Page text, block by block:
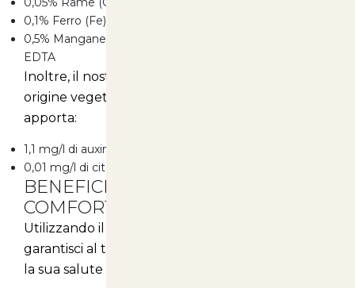
0,1% Ferro (Fe) solubile in acqua chelato con EDTA
0,5% Manganese (Mn) solubile in acqua chelato con
EDTA
Inoltre, il nostro prodotto contiene aminoacidi di
origine vegetale e il composto Kelp, che
apporta:
1,1 mg/l di auxine di origine vegetale
0,01 mg/l di citochinine di origine vegetale
BENEFICI PER LA SALUTE E IL
COMFORT
Utilizzando il nostro biostimolante algale,
garantisci al tuo animale numerosi vantaggi per
la sua salute e il suo benessere: